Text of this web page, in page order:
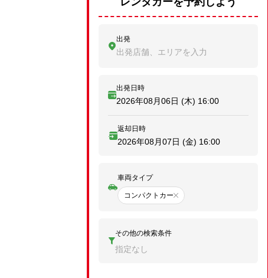
出発
出発店舗、エリアを入力
出発日時
2026年08月06日 (木) 16:00
返却日時
2026年08月07日 (金) 16:00
車両タイプ
コンパクトカー
その他の検索条件
指定なし